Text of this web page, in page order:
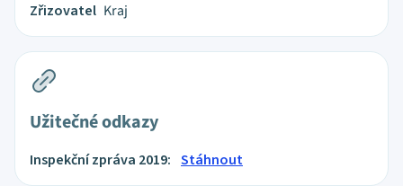
Zřizovatel Kraj
Užitečné odkazy
Inspekční zpráva 2019: Stáhnout